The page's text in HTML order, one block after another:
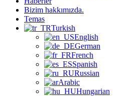
Bizim hakkımızda.
Temas
Turkish
English
German
French
Spanish
Russian
Arabic
Hungarian